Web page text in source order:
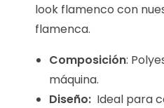
look flamenco con
flamenca.
Composición:
máquina.
Diseño: Ideal para